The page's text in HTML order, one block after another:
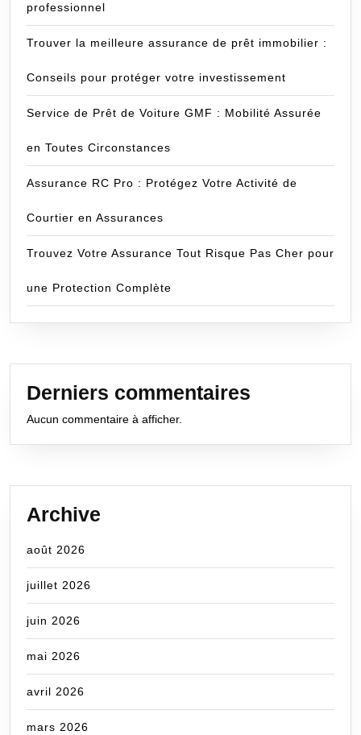
professionnel
Trouver la meilleure assurance de prêt immobilier :
Conseils pour protéger votre investissement
Service de Prêt de Voiture GMF : Mobilité Assurée
en Toutes Circonstances
Assurance RC Pro : Protégez Votre Activité de
Courtier en Assurances
Trouvez Votre Assurance Tout Risque Pas Cher pour
une Protection Complète
Derniers commentaires
Aucun commentaire à afficher.
Archive
août 2026
juillet 2026
juin 2026
mai 2026
avril 2026
mars 2026